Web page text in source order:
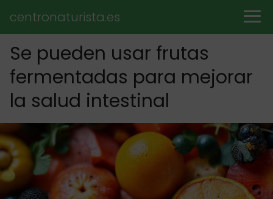
centronaturista.es
Se pueden usar frutas
fermentadas para mejorar
la salud intestinal